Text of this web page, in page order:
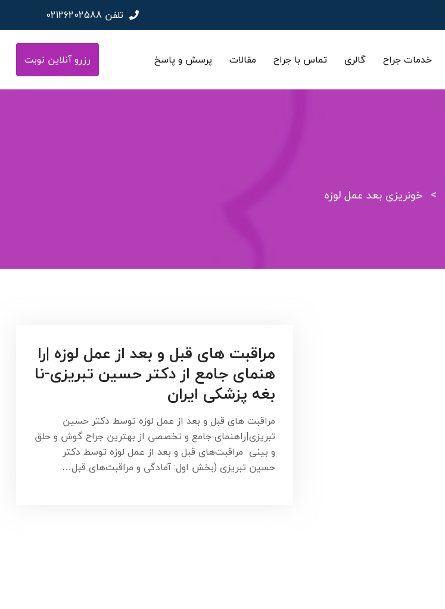
تلفن 02126202588
خدمات جراح گالری تماس با جراح مقالات پرسش و پاسخ رزرو آنلاین نوبت
> خونریزی بعد عمل لوزه
مراقبت های قبل و بعد از عمل لوزه |را
هنمای جامع از دکتر حسین تبریزی-نا
بغه پزشکی ایران
مراقبت های قبل و بعد از عمل لوزه توسط دکتر حسین
تبریزی|راهنمای جامع و تخصصی از بهترین جراح گوش و حلق
و بینی مراقبت‌های قبل و بعد از عمل لوزه توسط دکتر
حسین تبریزی (بخش اول: آمادگی و مراقبت‌های قبل…